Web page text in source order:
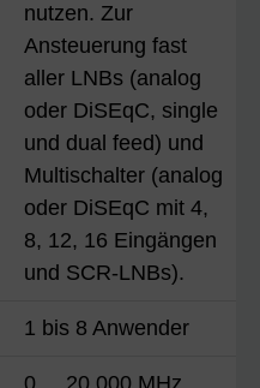
nutzen. Zur
Ansteuerung fast
aller LNBs (analog
oder DiSEqC, single
und dual feed) und
Multischalter (analog
oder DiSEqC mit 4,
8, 12, 16 Eingängen
und SCR-LNBs).
1 bis 8 Anwender